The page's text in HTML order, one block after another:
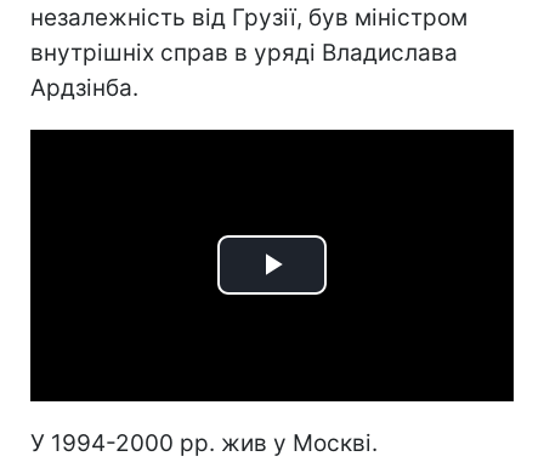
незалежність від Грузії, був міністром
внутрішніх справ в уряді Владислава
Ардзінба.
Play
У 1994-2000 рр. жив у Москві.